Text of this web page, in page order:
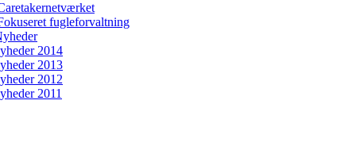
fugleforvaltning
2014
2013
2012
2011